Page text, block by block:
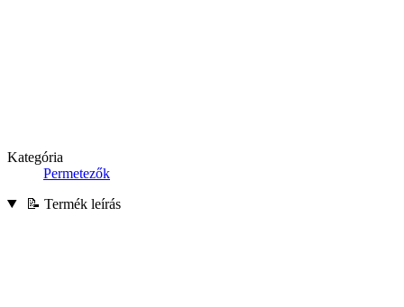
Kategória
Permetezők
📝 Termék leírás